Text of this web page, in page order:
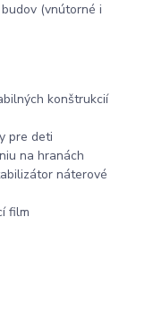
(vnútorné i
konštrukcií
pre deti
na hranách
náterové
film